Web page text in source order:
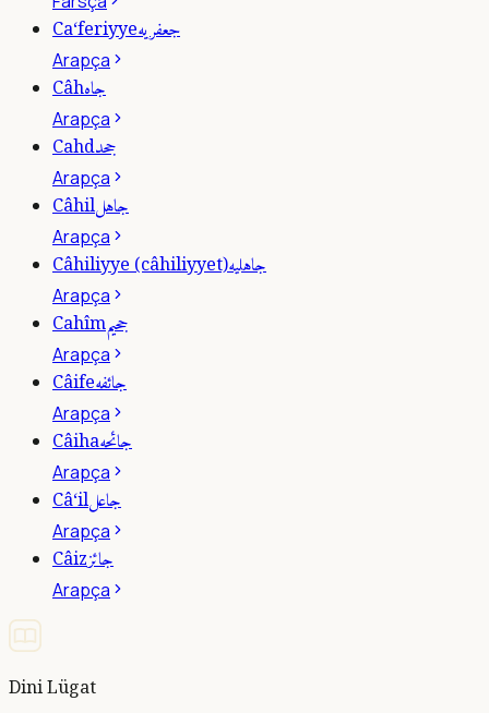
Ca‘feriyyeجعفريه
Arapça
Câhجاه
Arapça
Cahdجحد
Arapça
Câhilجاهل
Arapça
Câhiliyye (câhiliyyet)جاهليه
Arapça
Cahîmجحيم
Arapça
Câifeجائفه
Arapça
Câihaجائحه
Arapça
Câ‘ilجاعل
Arapça
Câizجائز
Arapça
Dini Lügat